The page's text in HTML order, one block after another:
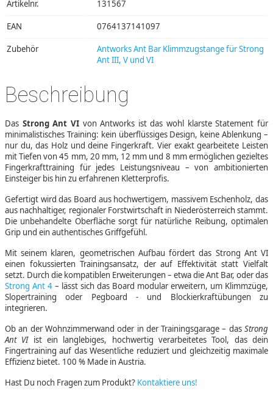
Artikelnr. 131567
EAN 0764137141097
Zubehör
Antworks Ant Bar Klimmzugstange für Strong
Ant III, V und VI
Beschreibung
Das Strong Ant VIvon Antworks ist das wohl klarste Statement für
minimalistisches Training: kein überflüssiges Design, keine Ablenkung –
nur du, das Holz und deine Fingerkraft. Vier exakt gearbeitete Leisten
mit Tiefen von 45 mm, 20 mm, 12 mm und 8 mm ermöglichen gezieltes
Fingerkrafttraining für jedes Leistungsniveau – von ambitionierten
Einsteiger bis hin zu erfahrenen Kletterprofis.
Gefertigt wird das Board aus hochwertigem, massivem Eschenholz, das
aus nachhaltiger, regionaler Forstwirtschaft in Niederösterreich stammt.
Die unbehandelte Oberfläche sorgt für natürliche Reibung, optimalen
Grip und ein authentisches Griffgefühl.
Mit seinem klaren, geometrischen Aufbau fördert das Strong Ant VI
einen fokussierten Trainingsansatz, der auf Effektivität statt Vielfalt
setzt. Durch die kompatiblen Erweiterungen – etwa die Ant Bar, oder das
Strong Ant 4 – lässt sich das Board modular erweitern, um Klimmzüge,
Slopertraining oder Pegboard - und Blockierkraftübungen zu
integrieren.
Ob an der Wohnzimmerwand oder in der Trainingsgarage – das Strong
Ant VI ist ein langlebiges, hochwertig verarbeitetes Tool, das dein
Fingertraining auf das Wesentliche reduziert und gleichzeitig maximale
Effizienz bietet. 100 % Made in Austria.
Hast Du noch Fragen zum Produkt? Kontaktiere uns!